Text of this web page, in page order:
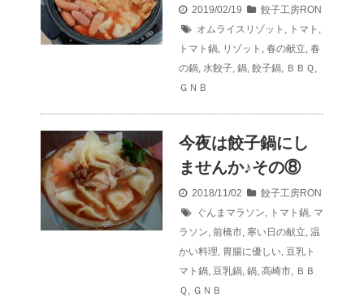
2019/02/19
餃子工房RON
オムライスリゾット
トマト
トマト鍋
リゾット 春の献立 春
の鍋 水餃子 鍋 餃子鍋 ＢＢＱ
ＧＮＢ
今夜は餃子鍋にし
ませんか♪その⑧
2018/11/02
餃子工房RON
ぐんまマラソン
トマト鍋 マ
ラソン 前橋市 寒い日の献立 温
かい料理 胃腸に優しい 豆乳ト
マト鍋 豆乳鍋 鍋 高崎市
ＢＢ
Ｑ
ＧＮＢ